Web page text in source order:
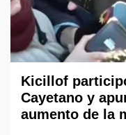
Kicillof
Cayetano y
aumento de la